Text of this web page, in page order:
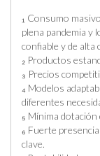
₁ Consumo
plena pandemia y
confiable y de alta
₂ Productos
₃ Precios
₄ Modelos
diferentes
₅ Mínima dotación
₆ Fuerte
clave.